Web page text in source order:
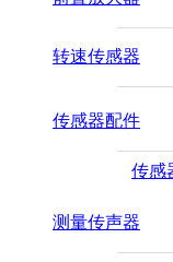
转速传感器
传感器配件
传感
测量传声器